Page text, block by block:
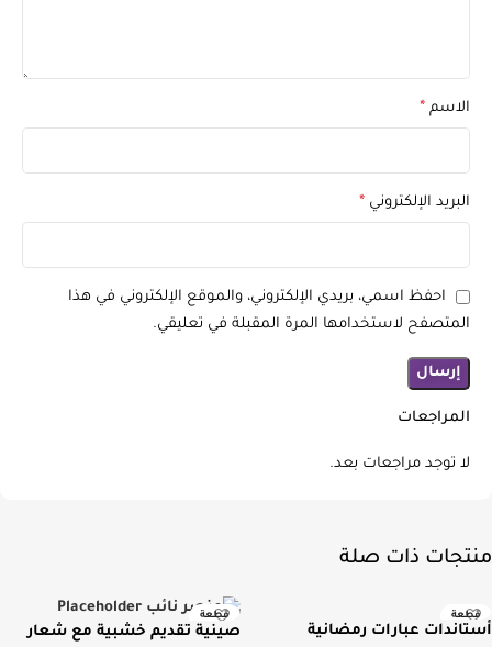
المراجعات
لا توجد مراجعات بعد.
الاسم *
البريد الإلكتروني *
احفظ اسمي، بريدي الإلكتروني، والموقع الإلكتروني في هذا
المتصفح لاستخدامها المرة المقبلة في تعليقي.
منتجات ذات صلة
قطعة
أستاندات عبارات رمضانية
قطعة
جديد ومميز
صينية تقديم خشبية مع شعار